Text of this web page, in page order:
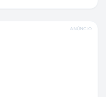
ANÚNCIO